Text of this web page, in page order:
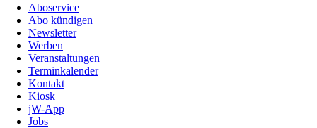
Aboservice
Abo kündigen
Newsletter
Werben
Veranstaltungen
Terminkalender
Kontakt
Kiosk
jW-App
Jobs